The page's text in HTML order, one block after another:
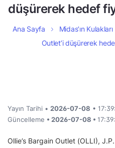
düşürerek hedef
Ana Sayfa Midas’ın Kulakları
Outlet’i düşürerek
Yayın Tarihi • 2026-07-08 •
Güncelleme • 2026-07-08 •
Ollie’s Bargain Outlet (OLLI),